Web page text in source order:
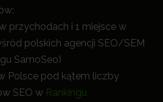
przychodach i 1 miejsce w
polskich agencji SEO/SEM
SamoSeo)
Polsce pod kątem liczby
SEO w Rankingu